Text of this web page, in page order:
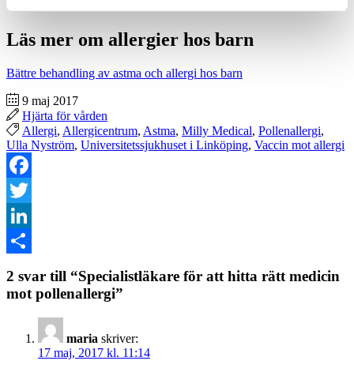
Text: Mats Holmström
Läs mer om allergier hos barn
Bättre behandling av astma och allergi hos barn
9 maj 2017
Hjärta för vården
Allergi, Allergicentrum, Astma, Milly Medical, Pollenallergi,
Ulla Nyström, Universitetssjukhuset i Linköping, Vaccin mot allergi
Facebook
Twitter
LinkedIn
2 svar till “Specialistläkare för att hitta rätt medicin
mot pollenallergi”
maria skriver:
17 maj, 2017 kl. 11:14